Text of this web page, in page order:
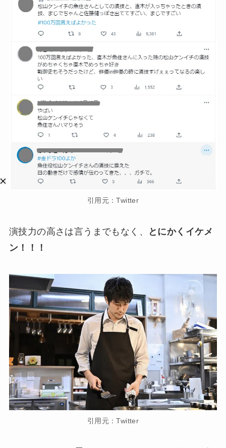
引用元：Twitter
演技力の高さは言うまでもなく、
とにかくイケメ
ン！！！
引用元：Twitter